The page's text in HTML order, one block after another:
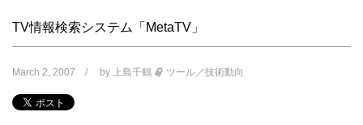
TV情報検索システム「MetaTV」
March 2, 2007 by 上島千鶴 ツール／技術動向